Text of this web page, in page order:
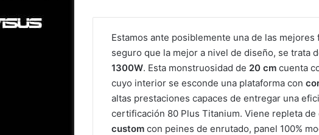
Estamos ante posiblemente una de las
seguro que la mejor a nivel de diseño, se trata
1300W. Esta monstruosidad de 20 cm cuenta
cuyo interior se esconde una plataforma con
altas prestaciones capaces de entregar una
certificación 80 Plus Titanium. Viene repleta de
custom con peines de enrutado, panel 100%